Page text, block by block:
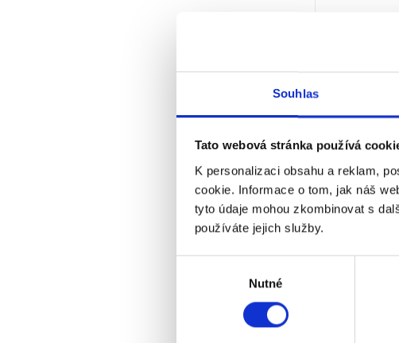
Souhlas
Tato webová stránka používá
K personalizaci obsahu a reklam,
cookie. Informace o tom, jak náš
tyto údaje mohou zkombinovat s
používáte jejich služby.
Nutné